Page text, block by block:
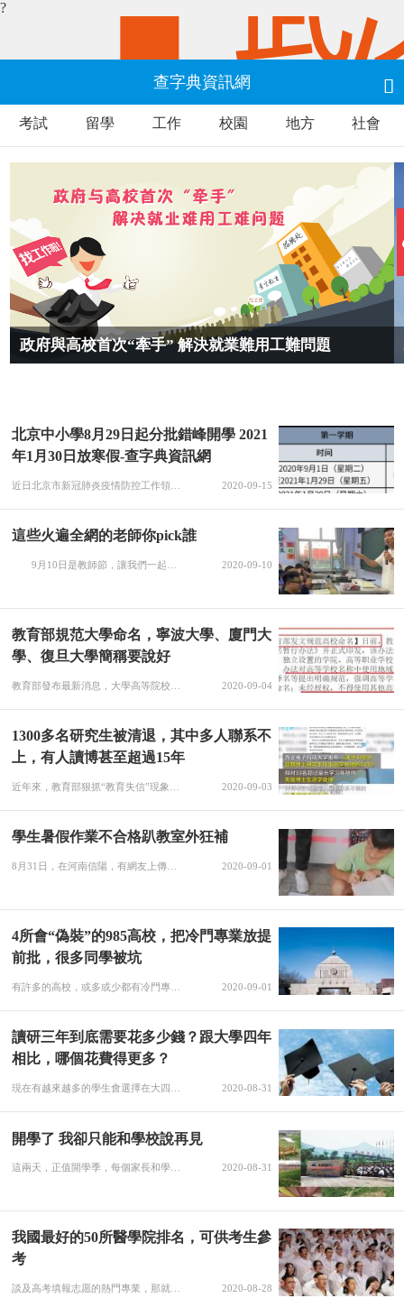
?
查字典資訊網 
考試 留學 工作 校園 地方 社會
政府與高校首次“牽手” 解決就業難用工難問題
北京中小學8月29日起分批錯峰開學 2021
年1月30日放寒假-查字典資訊網
2020-09-15
這些火遍全網的老師你pick誰
2020-09-10
教育部規范大學命名，寧波大學、廈門大
學、復旦大學簡稱要說好
2020-09-04
1300多名研究生被清退，其中多人聯系不
上，有人讀博甚至超過15年
2020-09-03
學生暑假作業不合格趴教室外狂補
2020-09-01
4所會“偽裝”的985高校，把冷門專業放提
前批，很多同學被坑
2020-09-01
讀研三年到底需要花多少錢？跟大學四年
相比，哪個花費得更多？
2020-08-31
開學了 我卻只能和學校說再見
2020-08-31
我國最好的50所醫學院排名，可供考生參
考
2020-08-28